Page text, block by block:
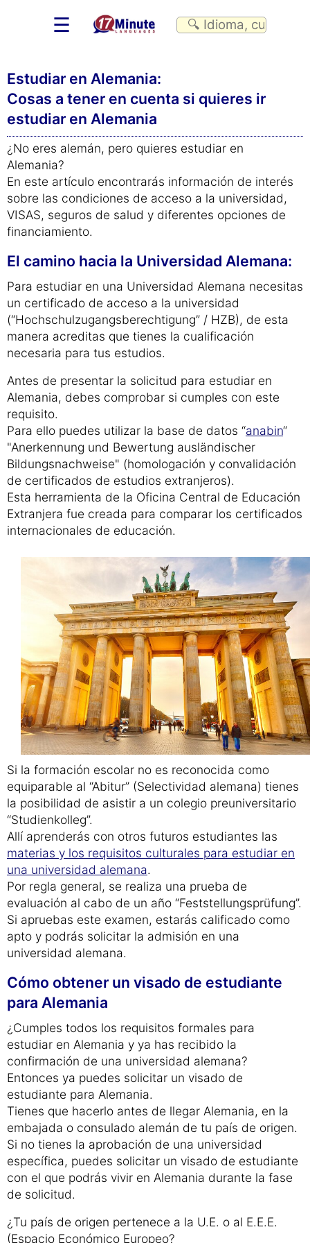
☰
Estudiar en Alemania:
Cosas a tener en cuenta si quieres ir
estudiar en Alemania
¿No eres alemán, pero quieres estudiar en
Alemania?
En este artículo encontrarás información de interés
sobre las condiciones de acceso a la universidad,
VISAS, seguros de salud y diferentes opciones de
financiamiento.
El camino hacia la Universidad Alemana:
Para estudiar en una Universidad Alemana necesitas
un certificado de acceso a la universidad
(“Hochschulzugangsberechtigung” / HZB), de esta
manera acreditas que tienes la cualificación
necesaria para tus estudios.
Antes de presentar la solicitud para estudiar en
Alemania, debes comprobar si cumples con este
requisito.
Para ello puedes utilizar la base de datos “anabin“
"Anerkennung und Bewertung ausländischer
Bildungsnachweise" (homologación y convalidación
de certificados de estudios extranjeros).
Esta herramienta de la Oficina Central de Educación
Extranjera fue creada para comparar los certificados
internacionales de educación.
Si la formación escolar no es reconocida como
equiparable al “Abitur” (Selectividad alemana) tienes
la posibilidad de asistir a un colegio preuniversitario
“Studienkolleg”.
Allí aprenderás con otros futuros estudiantes las
materias y los requisitos culturales para estudiar en
una universidad alemana.
Por regla general, se realiza una prueba de
evaluación al cabo de un año “Feststellungsprüfung”.
Si apruebas este examen, estarás calificado como
apto y podrás solicitar la admisión en una
universidad alemana.
Cómo obtener un visado de estudiante
para Alemania
¿Cumples todos los requisitos formales para
estudiar en Alemania y ya has recibido la
confirmación de una universidad alemana?
Entonces ya puedes solicitar un visado de
estudiante para Alemania.
Tienes que hacerlo antes de llegar Alemania, en la
embajada o consulado alemán de tu país de origen.
Si no tienes la aprobación de una universidad
específica, puedes solicitar un visado de estudiante
con el que podrás vivir en Alemania durante la fase
de solicitud.
¿Tu país de origen pertenece a la U.E. o al E.E.E.
(Espacio Económico Europeo?